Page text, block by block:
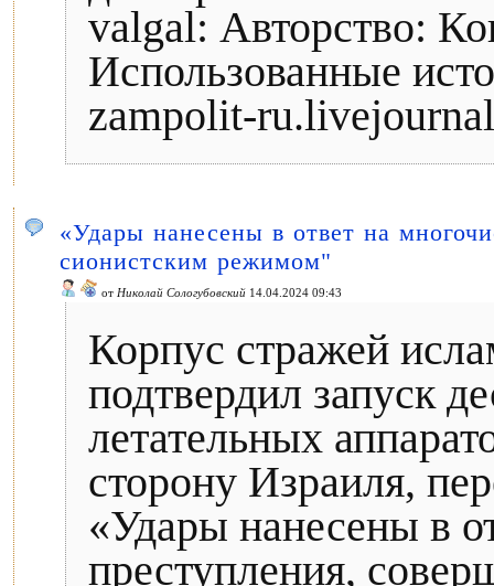
valgal: Авторство:
Использованные
zampolit-
«Удары нанесены в ответ на
сионистским режимом"
от Николай Сологубовский 14.04.2024 09:43
Корпус стражей
подтвердил запуск
летательных
сторону Израиля,
«Удары нанесены в
преступления,